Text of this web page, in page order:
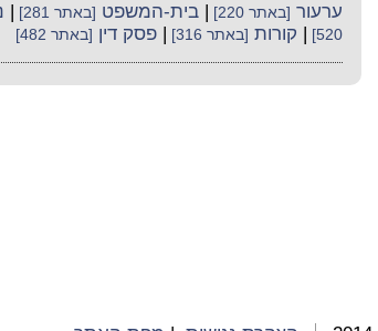
ערעור [באתר 220] | בית-המשפט [באתר 281] |
520]
| קורות [באתר 316] | פסק דין [באתר 482]